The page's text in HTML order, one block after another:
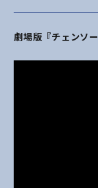
劇場版『チェンソ